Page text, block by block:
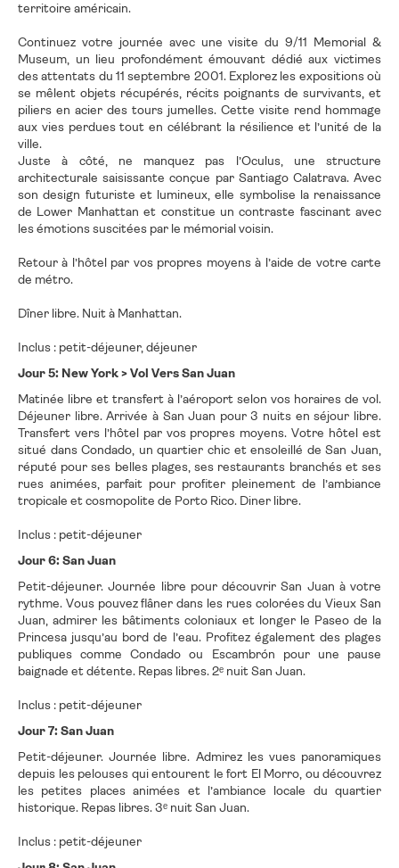
territoire américain.
Continuez votre journée avec une visite du 9/11 Memorial &
Museum, un lieu profondément émouvant dédié aux victimes
des attentats du 11 septembre 2001. Explorez les expositions où
se mêlent objets récupérés, récits poignants de survivants, et
piliers en acier des tours jumelles. Cette visite rend hommage
aux vies perdues tout en célébrant la résilience et l’unité de la
ville.
Juste à côté, ne manquez pas l’Oculus, une structure
architecturale saisissante conçue par Santiago Calatrava. Avec
son design futuriste et lumineux, elle symbolise la renaissance
de Lower Manhattan et constitue un contraste fascinant avec
les émotions suscitées par le mémorial voisin.
Retour à l’hôtel par vos propres moyens à l’aide de votre carte
de métro.
Dîner libre. Nuit à Manhattan.
Inclus : petit-déjeuner, déjeuner
Jour 5: New York > Vol Vers San Juan
Matinée libre et transfert à l’aéroport selon vos horaires de vol.
Déjeuner libre. Arrivée à San Juan pour 3 nuits en séjour libre.
Transfert vers l’hôtel par vos propres moyens. Votre hôtel est
situé dans Condado, un quartier chic et ensoleillé de San Juan,
réputé pour ses belles plages, ses restaurants branchés et ses
rues animées, parfait pour profiter pleinement de l’ambiance
tropicale et cosmopolite de Porto Rico. Diner libre.
Inclus : petit-déjeuner
Jour 6: San Juan
Petit-déjeuner. Journée libre pour découvrir San Juan à votre
rythme. Vous pouvez flâner dans les rues colorées du Vieux San
Juan, admirer les bâtiments coloniaux et longer le Paseo de la
Princesa jusqu’au bord de l’eau. Profitez également des plages
publiques comme Condado ou Escambrón pour une pause
baignade et détente. Repas libres. 2ᵉ nuit San Juan.
Inclus : petit-déjeuner
Jour 7: San Juan
Petit-déjeuner. Journée libre. Admirez les vues panoramiques
depuis les pelouses qui entourent le fort El Morro, ou découvrez
les petites places animées et l’ambiance locale du quartier
historique. Repas libres. 3ᵉ nuit San Juan.
Inclus : petit-déjeuner